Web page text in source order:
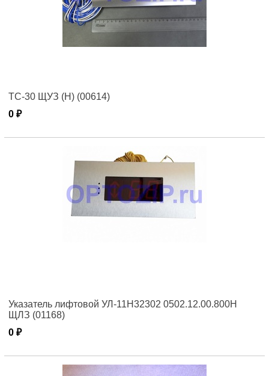
ТС-30 ЩУЗ (Н) (00614)
0 ₽
Указатель лифтовой УЛ-11Н32302 0502.12.00.800Н
ЩЛЗ (01168)
0 ₽